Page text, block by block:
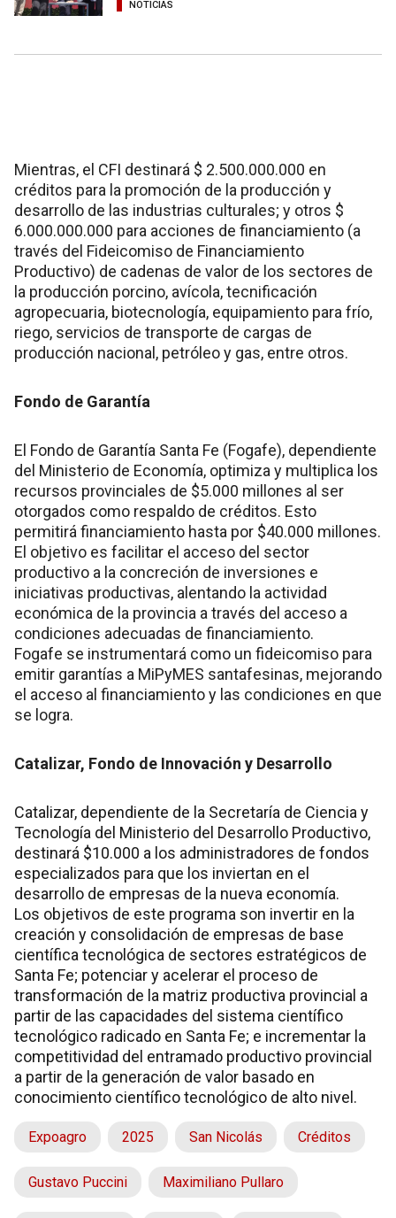
NOTICIAS
Mientras, el CFI destinará $ 2.500.000.000 en
créditos para la promoción de la producción y
desarrollo de las industrias culturales; y otros $
6.000.000.000 para acciones de financiamiento (a
través del Fideicomiso de Financiamiento
Productivo) de cadenas de valor de los sectores de
la producción porcino, avícola, tecnificación
agropecuaria, biotecnología, equipamiento para frío,
riego, servicios de transporte de cargas de
producción nacional, petróleo y gas, entre otros.
Fondo de Garantía
El Fondo de Garantía Santa Fe (Fogafe), dependiente
del Ministerio de Economía, optimiza y multiplica los
recursos provinciales de $5.000 millones al ser
otorgados como respaldo de créditos. Esto
permitirá financiamiento hasta por $40.000 millones.
El objetivo es facilitar el acceso del sector
productivo a la concreción de inversiones e
iniciativas productivas, alentando la actividad
económica de la provincia a través del acceso a
condiciones adecuadas de financiamiento.
Fogafe se instrumentará como un fideicomiso para
emitir garantías a MiPyMES santafesinas, mejorando
el acceso al financiamiento y las condiciones en que
se logra.
Catalizar, Fondo de Innovación y Desarrollo
Catalizar, dependiente de la Secretaría de Ciencia y
Tecnología del Ministerio del Desarrollo Productivo,
destinará $10.000 a los administradores de fondos
especializados para que los inviertan en el
desarrollo de empresas de la nueva economía.
Los objetivos de este programa son invertir en la
creación y consolidación de empresas de base
científica tecnológica de sectores estratégicos de
Santa Fe; potenciar y acelerar el proceso de
transformación de la matriz productiva provincial a
partir de las capacidades del sistema científico
tecnológico radicado en Santa Fe; e incrementar la
competitividad del entramado productivo provincial
a partir de la generación de valor basado en
conocimiento científico tecnológico de alto nivel.
Expoagro 2025 San Nicolás Créditos
Gustavo Puccini Maximiliano Pullaro